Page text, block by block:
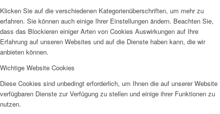
Klicken Sie auf die verschiedenen Kategorienüberschriften, um mehr zu
erfahren. Sie können auch einige Ihrer Einstellungen ändern. Beachten Sie,
dass das Blockieren einiger Arten von Cookies Auswirkungen auf Ihre
Erfahrung auf unseren Websites und auf die Dienste haben kann, die wir
anbieten können.
Wichtige Website Cookies
Diese Cookies sind unbedingt erforderlich, um Ihnen die auf unserer Website
verfügbaren Dienste zur Verfügung zu stellen und einige ihrer Funktionen zu
nutzen.